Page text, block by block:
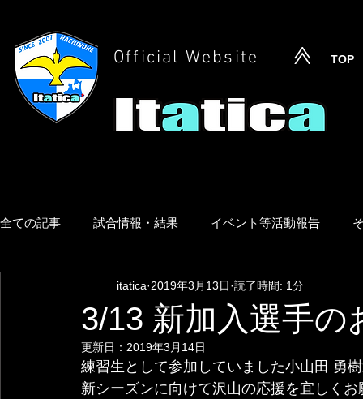
Official Website TOP
全ての記事 試合情報・結果 イベント等活動報告
3/13 新加入選手の
itatica 2019年3月13日 読了時間: 1分
更新日： 2019年3月14日
練習生として参加していました小山田 勇
新シーズンに向けて沢山の応援を宜しく